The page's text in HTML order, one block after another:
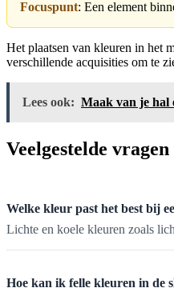
Focuspunt: Een element
Het plaatsen van kleuren in het
verschillende acquisities om te
Lees ook: Maak van je hal
Veelgestelde vragen
Welke kleur past het best bij
Lichte en koele kleuren zoals
Hoe kan ik felle kleuren in de